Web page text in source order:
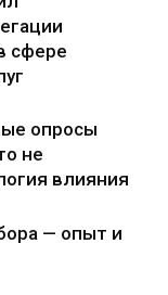
сфере
опросы
не
влияния
— опыт и